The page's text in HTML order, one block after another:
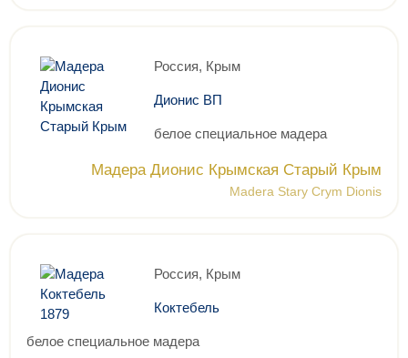
Россия, Крым
Дионис ВП
белое специальное мадера
Мадера Дионис Крымская Старый Крым
Madera Stary Crym Dionis
Россия, Крым
Коктебель
белое специальное мадера